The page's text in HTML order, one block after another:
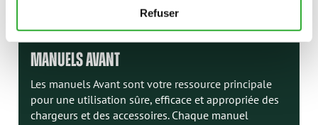
Refuser
CHARGEUR
MANUELS AVANT
Les manuels Avant sont votre ressource principale
pour une utilisation sûre, efficace et appropriée des
chargeurs et des accessoires. Chaque manuel